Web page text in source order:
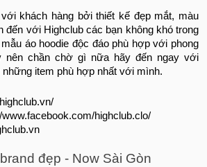
khách hàng bởi thiết kế đẹp mắt, màu
đến với Highclub các bạn không khó trong
áo hoodie độc đáo phù hợp với phong
nên chần chờ gì nữa hãy đến ngay với
những item phù hợp nhất với mình.
www.facebook.com/highclub.clo/
đẹp - Now Sài Gòn